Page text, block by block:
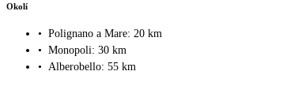
Okolí
• Polignano a Mare: 20 km
• Monopoli: 30 km
• Alberobello: 55 km